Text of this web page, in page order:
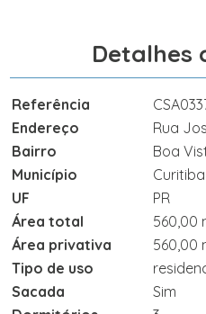
Detalhes
Referência
Endereço
Rua
Bairro
Boa
Município
Curitiba
UF
PR
Área total
560,00
Área privativa
560,00
Tipo de uso
Sacada
Sim